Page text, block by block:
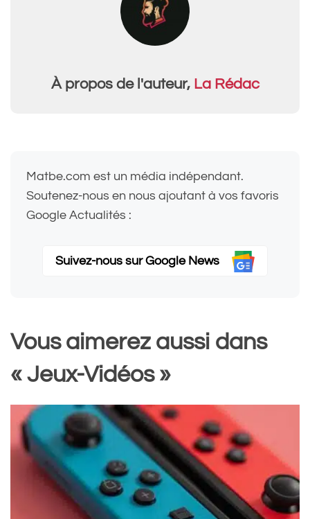
À propos de l'auteur, La Rédac
Matbe.com est un média indépendant.
Soutenez-nous en nous ajoutant à vos favoris
Google Actualités :
Suivez-nous sur Google News
Vous aimerez aussi dans
« Jeux-Vidéos »